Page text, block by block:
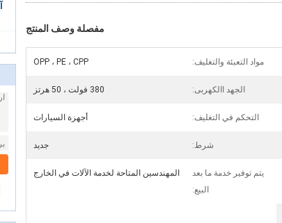
مفصلة وصف المنتج
مواد التعبئة والتغليف: OPP ، PE ، CPP
الجهد االكهربى: 380 فولت ، 50 هرتز
التحكم في التغليف: أجهزة السيارات
شرط: جديد
يتم توفير خدمة ما بعد
البيع:
المهندسين المتاحة لخدمة الآلات في الخارج